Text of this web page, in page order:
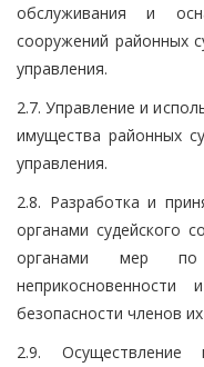
обслуживания и
сооружений районных
управления.
2.7. Управление и
имущества районных
управления.
2.8. Разработка и
органами судейского
органами мер по
безопасности членов
2.9. Осуществление